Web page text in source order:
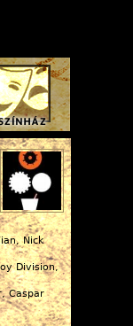
Nick
Division,
Caspar